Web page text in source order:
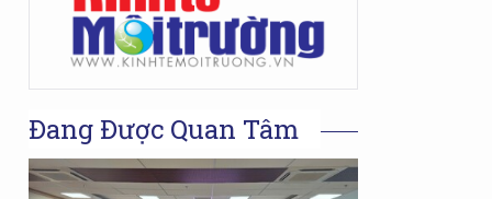
Đang Được Quan Tâm